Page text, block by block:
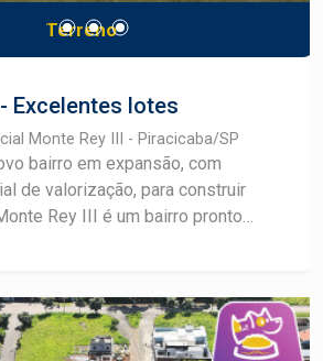
Terreno
Excelentes lotes
Parque Residencial Monte Rey III - Piracicaba/SP
bairro em expansão, com
de valorização, para construir
infraestrutura completa com
elétrica, iluminação... Tudo
que você possa construir o